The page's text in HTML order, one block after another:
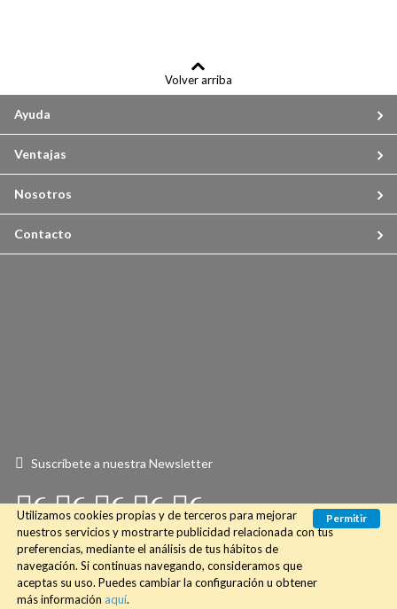
Volver arriba
Ayuda
Ventajas
Nosotros
Contacto
Suscríbete a nuestra Newsletter
Connect
with
Us
on
Connect
with
Us
on
Connect
with
Us
on
Connect
with
Us
on
Connect
with
Us
on
© 2018 Desssliza3.com. Todos los derechos reservados.
Utilizamos cookies propias y de terceros para mejorar
nuestros servicios y mostrarte publicidad relacionada con tus
preferencias, mediante el análisis de tus hábitos de
navegación. Si continuas navegando, consideramos que
aceptas su uso. Puedes cambiar la configuración u obtener
más información aquí.
Permitir